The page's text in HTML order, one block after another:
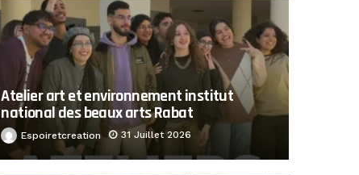
Atelier art et environnement institut
national des beaux arts Rabat
Espoiretcreation 31 Juillet 2026